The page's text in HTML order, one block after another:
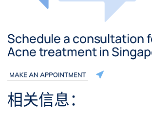
Schedule a consultation
Acne treatment in
相关信息：